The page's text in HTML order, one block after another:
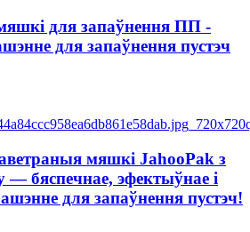
для запаўнення ПП -
для запаўнення пустэч
мяшкі JahooPak з
— бяспечнае, эфектыўнае і
для запаўнення пустэч!